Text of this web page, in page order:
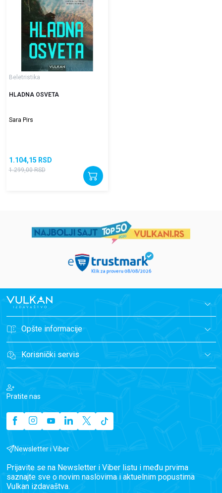
Beletristika
HLADNA OSVETA
Sara Pirs
1.104,15 RSD
1.299,00 RSD
Opšte informacije
Korisnički servis
Pratite nas
Newsletter i Viber
Prijavite se na Newsletter i Viber listu i među prvima
saznajte sve o novim naslovima i aktuelnim popustima
Vulkan izdavaštva.